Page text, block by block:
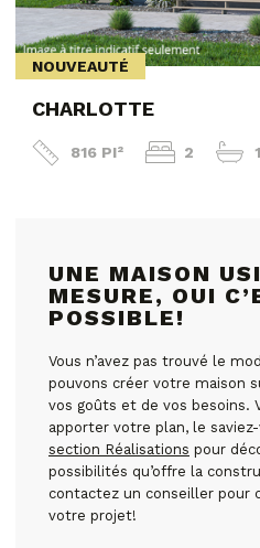
NOUVEAUTÉ
CHARLOTTE
816 PI² 2 1
UNE MAISON
MESURE, OUI
POSSIBLE!
Vous n’avez pas trouvé le
pouvons créer votre maison
vos goûts et de vos besoins.
apporter votre plan, le
section Réalisations pour
possibilités qu’offre la
contactez un conseiller pour
votre projet!